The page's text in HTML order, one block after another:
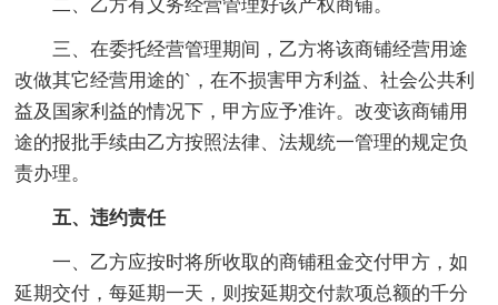
二、乙方有义务经营管理好该产权商铺。
三、在委托经营管理期间，乙方将该商铺经营用途
改做其它经营用途的`，在不损害甲方利益、社会公共利
益及国家利益的情况下，甲方应予准许。改变该商铺用
途的报批手续由乙方按照法律、法规统一管理的规定负
责办理。
五、违约责任
一、乙方应按时将所收取的商铺租金交付甲方，如
延期交付，每延期一天，则按延期交付款项总额的千分